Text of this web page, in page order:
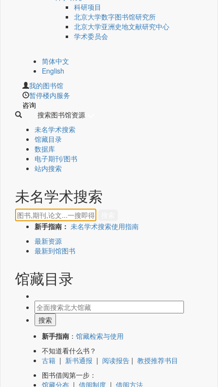
科研项目
北京大学数字图书馆研究所
北京大学亚洲史地文献研究中心
学术委员会
简体中文
English
我的图书馆
暂停楼内服务
咨询
搜索图书馆资源
未名学术搜索
馆藏目录
数据库
电子期刊/图书
站内搜索
未名学术搜索
新手指南： 未名学术搜索使用指南
最新资源
最新到馆图书
馆藏目录
新手指南 ： 馆藏检索与使用
不知道看什么书？
古籍 | 新书通报 | 阅读报告 | 教授推荐书目
图书借阅第一步：
馆藏分布 | 借阅制度 | 借阅方法